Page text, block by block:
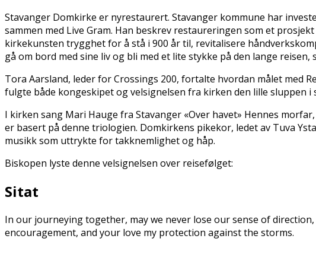
Stavanger Domkirke er nyrestaurert. Stavanger kommune har
sammen med Live Gram. Han beskrev restaureringen som et
kirkekunsten trygghet for å stå i 900 år til, revitalisere
gå om bord med sine liv og bli med et lite stykke på den lange reisen,
Tora Aarsland, leder for Crossings 200, fortalte hvordan målet med
fulgte både kongeskipet og velsignelsen fra kirken den lille sluppen i
I kirken sang Mari Hauge fra Stavanger «Over havet» Hennes
er basert på denne triologien. Domkirkens pikekor, ledet av Tuva
musikk som uttrykte for takknemlighet og håp.
Biskopen lyste denne velsignelsen over reisefølget:
Sitat
In our journeying together, may we never lose our sense of
encouragement, and your love my protection against the storms.